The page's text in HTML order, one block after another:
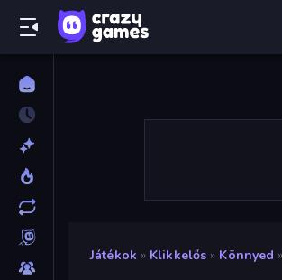
Játékok » Klikkelős » Könnyed »